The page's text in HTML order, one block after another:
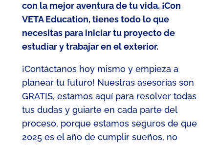
con la mejor aventura de tu vida. ¡Con
VETA Education, tienes todo lo que
necesitas para iniciar tu proyecto de
estudiar y trabajar en el exterior.
¡Contáctanos hoy mismo y empieza a
planear tu futuro! Nuestras asesorías son
GRATIS, estamos aquí para resolver todas
tus dudas y guiarte en cada parte del
proceso, porque estamos seguros de que
2025 es el año de cumplir sueños, no